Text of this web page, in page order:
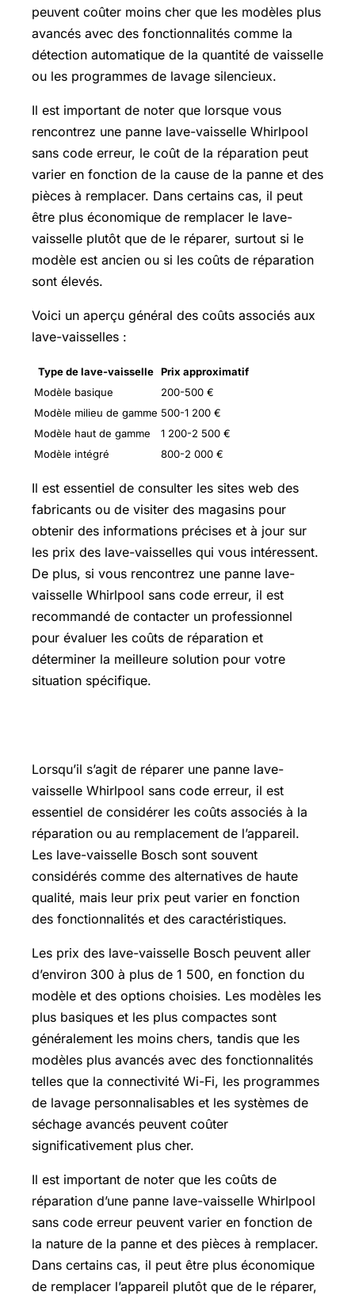
peuvent coûter moins cher que les modèles plus
avancés avec des fonctionnalités comme la
détection automatique de la quantité de vaisselle
ou les programmes de lavage silencieux.
Il est important de noter que lorsque vous
rencontrez une panne lave-vaisselle Whirlpool
sans code erreur, le coût de la réparation peut
varier en fonction de la cause de la panne et des
pièces à remplacer. Dans certains cas, il peut
être plus économique de remplacer le lave-
vaisselle plutôt que de le réparer, surtout si le
modèle est ancien ou si les coûts de réparation
sont élevés.
Voici un aperçu général des coûts associés aux
lave-vaisselles :
Type de lave-vaisselle Prix approximatif
Modèle basique
200-500 €
Modèle milieu de gamme 500-1 200 €
Modèle haut de gamme
1 200-2 500 €
Modèle intégré
800-2 000 €
Il est essentiel de consulter les sites web des
fabricants ou de visiter des magasins pour
obtenir des informations précises et à jour sur
les prix des lave-vaisselles qui vous intéressent.
De plus, si vous rencontrez une panne lave-
vaisselle Whirlpool sans code erreur, il est
recommandé de contacter un professionnel
pour évaluer les coûts de réparation et
déterminer la meilleure solution pour votre
situation spécifique.
Lorsqu’il s’agit de réparer une panne lave-
vaisselle Whirlpool sans code erreur, il est
essentiel de considérer les coûts associés à la
réparation ou au remplacement de l’appareil.
Les lave-vaisselle Bosch sont souvent
considérés comme des alternatives de haute
qualité, mais leur prix peut varier en fonction
des fonctionnalités et des caractéristiques.
Les prix des lave-vaisselle Bosch peuvent aller
d’environ 300 à plus de 1 500, en fonction du
modèle et des options choisies. Les modèles les
plus basiques et les plus compactes sont
généralement les moins chers, tandis que les
modèles plus avancés avec des fonctionnalités
telles que la connectivité Wi-Fi, les programmes
de lavage personnalisables et les systèmes de
séchage avancés peuvent coûter
significativement plus cher.
Il est important de noter que les coûts de
réparation d’une panne lave-vaisselle Whirlpool
sans code erreur peuvent varier en fonction de
la nature de la panne et des pièces à remplacer.
Dans certains cas, il peut être plus économique
de remplacer l’appareil plutôt que de le réparer,